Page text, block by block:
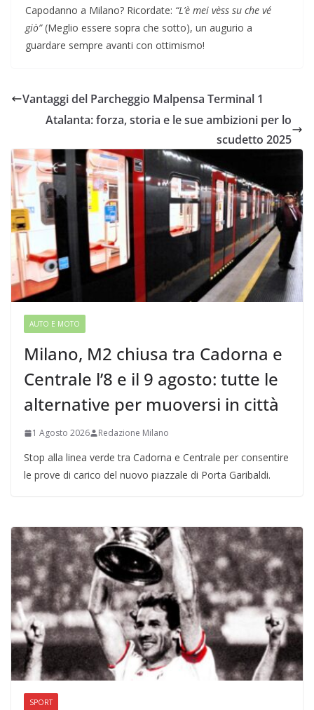
Capodanno a Milano? Ricordate: “L’è mei vèss su che vé
giò”(Meglio essere sopra che sotto), un augurio a
guardare sempre avanti con ottimismo!
Vantaggi del Parcheggio Malpensa Terminal 1
Atalanta: forza, storia e le sue ambizioni per lo
scudetto 2025
AUTO E MOTO
Milano, M2 chiusa tra Cadorna e
Centrale l’8 e il 9 agosto: tutte le
alternative per muoversi in città
1 Agosto 2026 Redazione Milano
Stop alla linea verde tra Cadorna e Centrale per consentire
le prove di carico del nuovo piazzale di Porta Garibaldi.
SPORT